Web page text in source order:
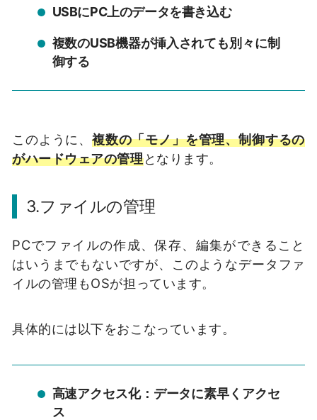
USBにPC上のデータを書き込む
複数のUSB機器が挿入されても別々に制
御する
このように、 複数の「モノ」を管理、制御するの
がハードウェアの管理となります。
3.ファイルの管理
PCでファイルの作成、保存、編集ができること
はいうまでもないですが、このようなデータファ
イルの管理もOSが担っています。
具体的には以下をおこなっています。
高速アクセス化：データに素早くアクセ
ス